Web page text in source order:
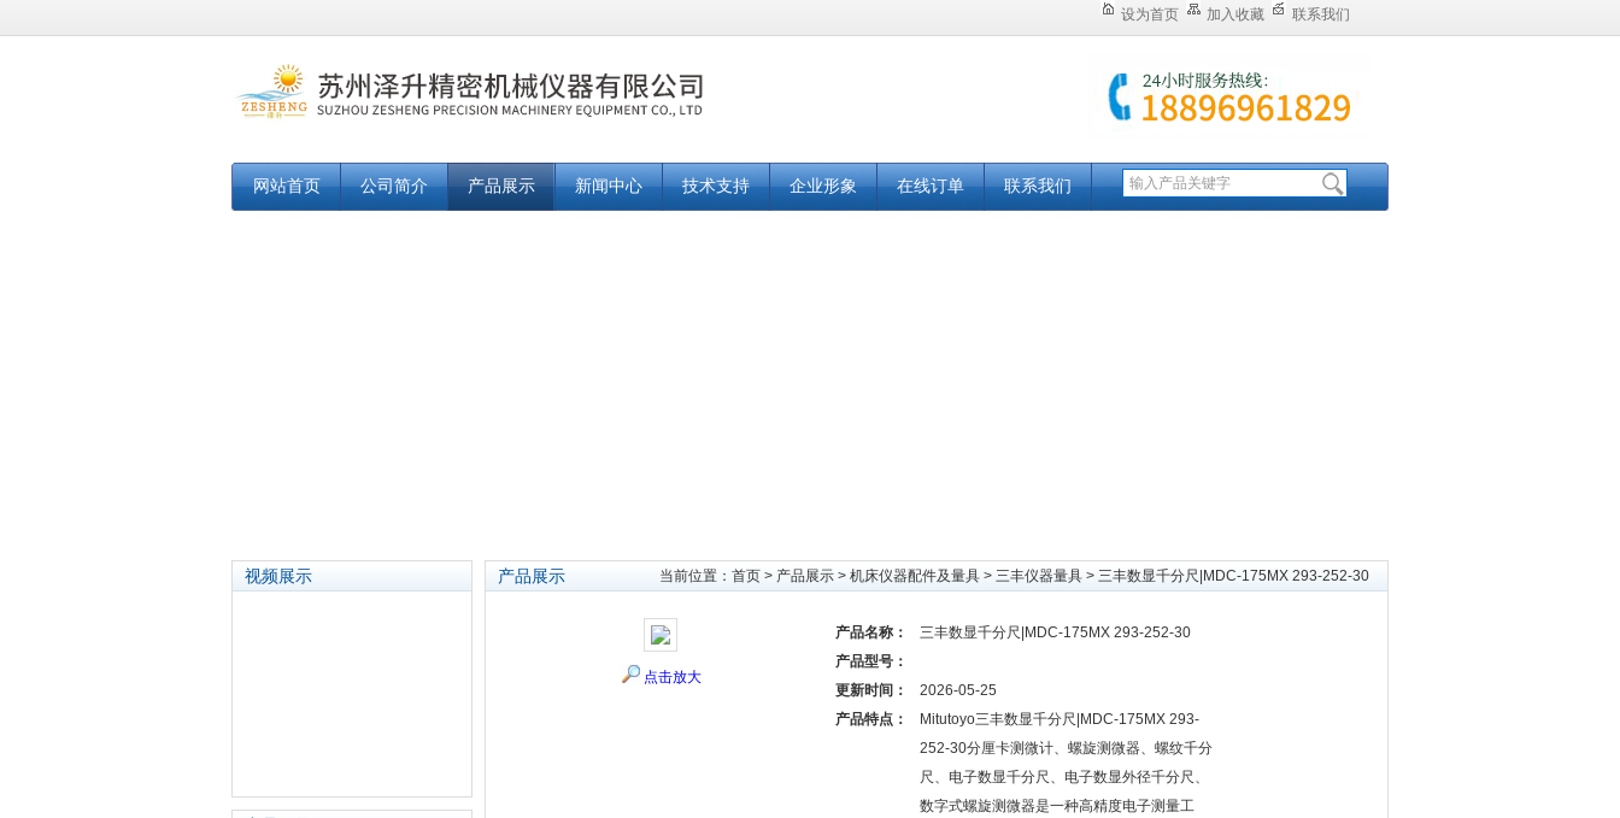
设为首页 加入收藏 联系我们
网站首页 公司简介 产品展示 新闻中心 技术支持 企业形象 在线订单 联系我们
视频展示 产品展示 当前位置： 首页 > 产品展示 > 机床仪器配件及量具 > 三丰仪器量具 > 三丰数显千分尺|MDC-175MX 293-252-30
点击放大
产品名称：
三丰数显千分尺|MDC-175MX 293-252-30
产品型号：
更新时间：
2026-05-25
产品特点：
Mitutoyo三丰数显千分尺|MDC-175MX 293-
252-30分厘卡测微计、螺旋测微器、螺纹千分
尺、电子数显千分尺、电子数显外径千分尺、
数字式螺旋测微器是一种高精度电子测量工